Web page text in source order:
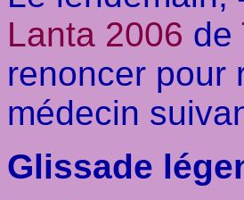
Lanta 2006 de
renoncer pour
médecin
Glissade